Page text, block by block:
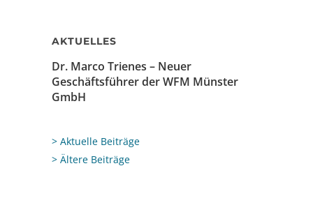
AKTUELLES
Dr. Marco Trienes – Neuer
Geschäftsführer der WFM Münster
GmbH
> Aktuelle Beiträge
> Ältere Beiträge